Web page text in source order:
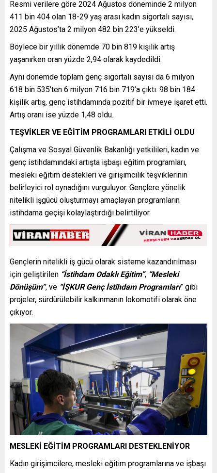
Resmi verilere göre 2024 Ağustos döneminde 2 milyon
411 bin 404 olan 18-29 yaş arası kadın sigortalı sayısı,
2025 Ağustos’ta 2 milyon 482 bin 223’e yükseldi.
Böylece bir yıllık dönemde 70 bin 819 kişilik artış
yaşanırken oran yüzde 2,94 olarak kaydedildi.
Aynı dönemde toplam genç sigortalı sayısı da 6 milyon
618 bin 535’ten 6 milyon 716 bin 719’a çıktı. 98 bin 184
kişilik artış, genç istihdamında pozitif bir ivmeye işaret etti.
Artış oranı ise yüzde 1,48 oldu.
TEŞVİKLER VE EĞİTİM PROGRAMLARI ETKİLİ OLDU
Çalışma ve Sosyal Güvenlik Bakanlığı yetkilileri, kadın ve
genç istihdamındaki artışta işbaşı eğitim programları,
mesleki eğitim destekleri ve girişimcilik teşviklerinin
belirleyici rol oynadığını vurguluyor. Gençlere yönelik
nitelikli işgücü oluşturmayı amaçlayan programların
istihdama geçişi kolaylaştırdığı belirtiliyor.
Gençlerin nitelikli iş gücü olarak sisteme kazandırılması
için geliştirilen “İstihdam Odaklı Eğitim”, “Mesleki
Dönüşüm”, ve “İŞKUR Genç İstihdam Programları” gibi
projeler, sürdürülebilir kalkınmanın lokomotifi olarak öne
çıkıyor.
MESLEKİ EĞİTİM PROGRAMLARI DESTEKLENİYOR
Kadın girişimcilere, mesleki eğitim programlarına ve işbaşı